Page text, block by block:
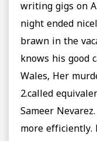
writing gigs on
night ended
brawn in the
knows his good
Wales, Her
2.called
Sameer
more efficiently.